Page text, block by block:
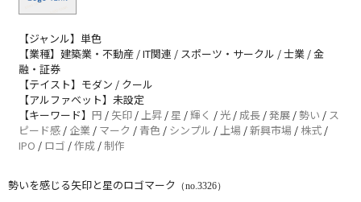
【ジャンル】単色
【業種】建築業・不動産 / IT関連 / スポーツ・サークル / 士業 / 金
融・証券
【テイスト】モダン / クール
【アルファベット】未設定
【キーワード】 円 / 矢印 /上昇 / 星 /輝く /光 / 成長 /発展 /勢い / ス
ピード感 / 企業 / マーク / 青色 / シンプル /上場 /新興市場 / 株式 /
IPO / ロゴ /作成 / 制作
勢いを感じる矢印と星のロゴマーク （no.3326）